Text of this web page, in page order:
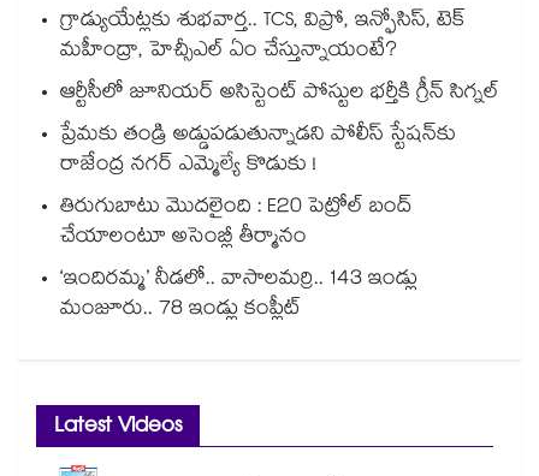
గ్రాడ్యుయేట్లకు శుభవార్త.. TCS, విప్రో, ఇన్ఫోసిస్, టెక్
మహీంద్రా, హెచ్సీఎల్ ఏం చేస్తున్నాయంటే?
ఆర్టీసీలో జూనియర్ అసిస్టెంట్‌‌ పోస్టుల భర్తీకి గ్రీన్‌‌ సిగ్నల్
ప్రేమకు తండ్రి అడ్డుపడుతున్నాడని పోలీస్ స్టేషన్⁪కు
రాజేంద్ర నగర్ ఎమ్మెల్యే కొడుకు !
తిరుగుబాటు మొదలైంది : E20 పెట్రోల్ బంద్
చేయాలంటూ అసెంబ్లీ తీర్మానం
‘ఇందిరమ్మ’ నీడలో.. వాసాలమర్రి.. 143 ఇండ్లు
మంజూరు.. 78 ఇండ్లు కంప్లీట్
Latest Videos